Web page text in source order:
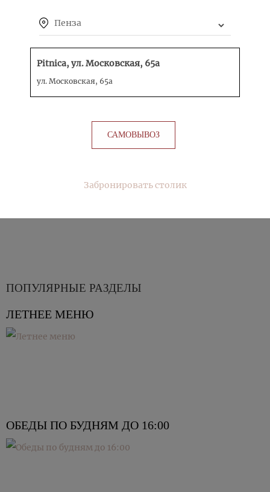
Пенза
Pitnica, ул. Московская, 65а
ул. Московская, 65а
САМОВЫВОЗ
Забронировать столик
КАРТОФЕЛЬ ФРИ
ПОПУЛЯРНЫЕ РАЗДЕЛЫ
ЛЕТНЕЕ МЕНЮ
ОБЕДЫ ПО БУДНЯМ ДО 16:00